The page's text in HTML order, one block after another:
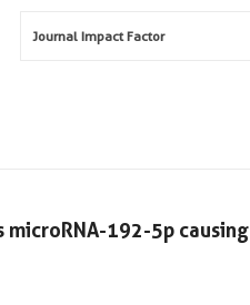
192-5p causing